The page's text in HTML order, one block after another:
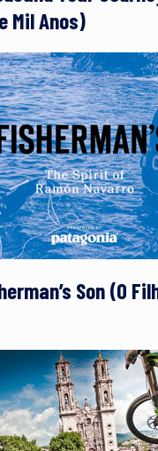
Mil Anos)
Son (O